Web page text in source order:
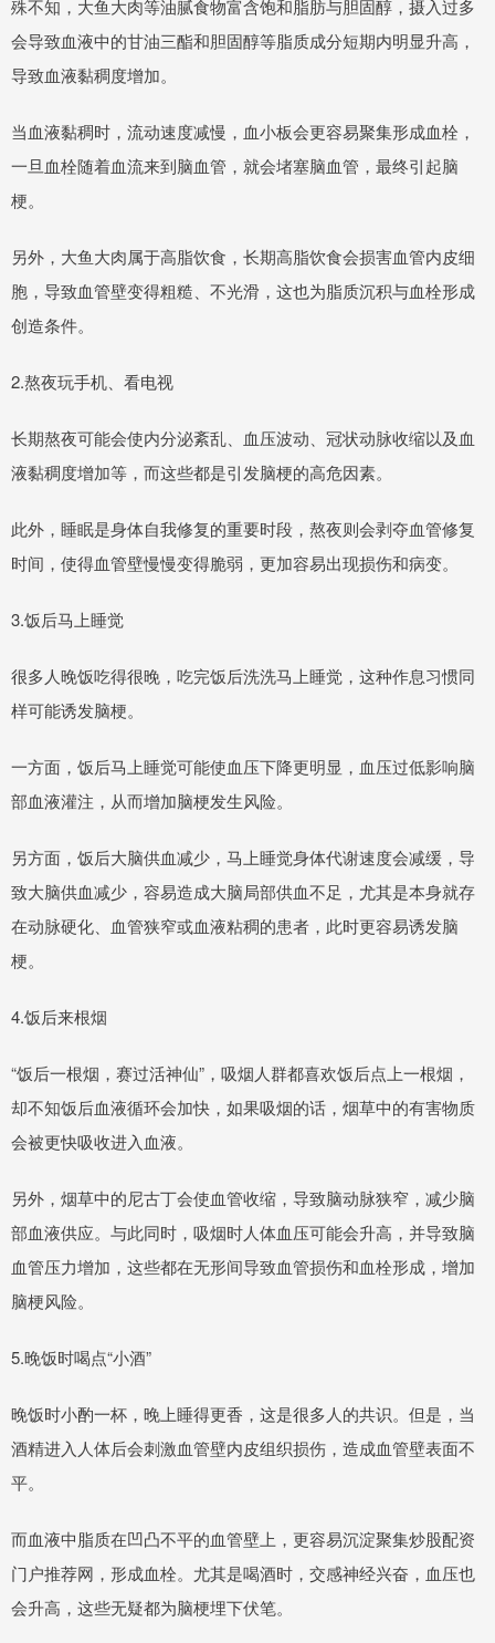
殊不知，大鱼大肉等油腻食物富含饱和脂肪与胆固醇，摄入过多
会导致血液中的甘油三酯和胆固醇等脂质成分短期内明显升高，
导致血液黏稠度增加。
当血液黏稠时，流动速度减慢，血小板会更容易聚集形成血栓，
一旦血栓随着血流来到脑血管，就会堵塞脑血管，最终引起脑
梗。
另外，大鱼大肉属于高脂饮食，长期高脂饮食会损害血管内皮细
胞，导致血管壁变得粗糙、不光滑，这也为脂质沉积与血栓形成
创造条件。
2.熬夜玩手机、看电视
长期熬夜可能会使内分泌紊乱、血压波动、冠状动脉收缩以及血
液黏稠度增加等，而这些都是引发脑梗的高危因素。
此外，睡眠是身体自我修复的重要时段，熬夜则会剥夺血管修复
时间，使得血管壁慢慢变得脆弱，更加容易出现损伤和病变。
3.饭后马上睡觉
很多人晚饭吃得很晚，吃完饭后洗洗马上睡觉，这种作息习惯同
样可能诱发脑梗。
一方面，饭后马上睡觉可能使血压下降更明显，血压过低影响脑
部血液灌注，从而增加脑梗发生风险。
另方面，饭后大脑供血减少，马上睡觉身体代谢速度会减缓，导
致大脑供血减少，容易造成大脑局部供血不足，尤其是本身就存
在动脉硬化、血管狭窄或血液粘稠的患者，此时更容易诱发脑
梗。
4.饭后来根烟
“饭后一根烟，赛过活神仙”，吸烟人群都喜欢饭后点上一根烟，
却不知饭后血液循环会加快，如果吸烟的话，烟草中的有害物质
会被更快吸收进入血液。
另外，烟草中的尼古丁会使血管收缩，导致脑动脉狭窄，减少脑
部血液供应。与此同时，吸烟时人体血压可能会升高，并导致脑
血管压力增加，这些都在无形间导致血管损伤和血栓形成，增加
脑梗风险。
5.晚饭时喝点“小酒”
晚饭时小酌一杯，晚上睡得更香，这是很多人的共识。但是，当
酒精进入人体后会刺激血管壁内皮组织损伤，造成血管壁表面不
平。
而血液中脂质在凹凸不平的血管壁上，更容易沉淀聚集炒股配资
门户推荐网，形成血栓。尤其是喝酒时，交感神经兴奋，血压也
会升高，这些无疑都为脑梗埋下伏笔。